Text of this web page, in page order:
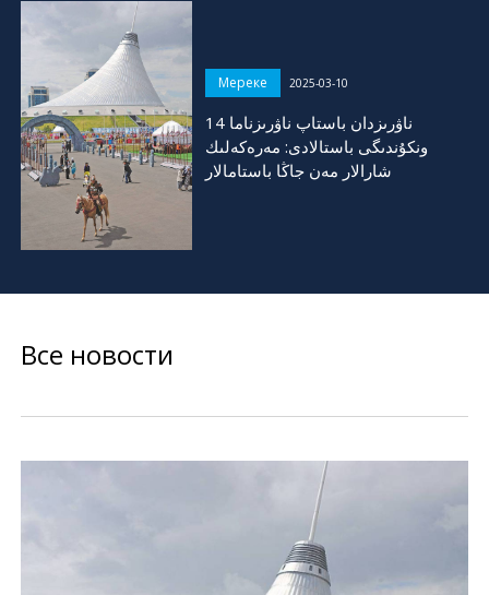
Мереке 2025-03-10
14 ناۋرىزدان باستاپ ناۋرىزناما
ونكۇندىگى باستالادى: مەرەكەلىك
شارالار مەن جاڭا باستامالار
Все новости